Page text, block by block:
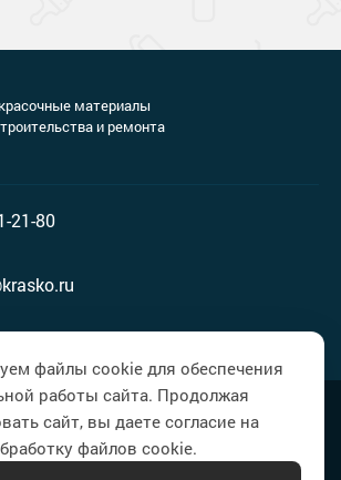
материалы
и ремонта
21-80
файлы cookie для обеспечения
работы сайта. Продолжая
сайт, вы даете согласие на
файлов cookie.